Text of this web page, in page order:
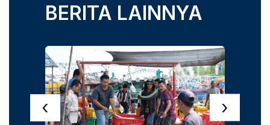
BERITA LAINNYA
‹ ›